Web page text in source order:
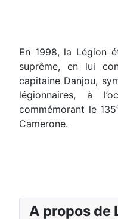
En 1998, la Légion
suprême, en lui
capitaine Danjou,
légionnaires, à
commémorant le 135
Camerone.
A propos de